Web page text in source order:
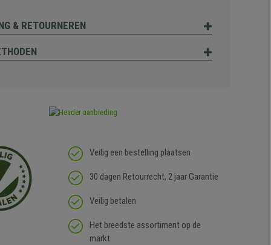
& RETOURNEREN
Veilig een bestelling plaatsen
30 dagen Retourrecht, 2 jaar Garantie
Veilig betalen
Het breedste assortiment op de
markt